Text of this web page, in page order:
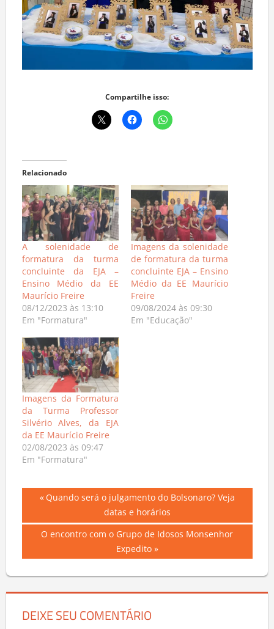
Compartilhe isso:
Relacionado
A solenidade de
formatura da turma
concluinte da EJA –
Ensino Médio da EE
Maurício Freire
08/12/2023 às 13:10
Em "Formatura"
Imagens da solenidade
de formatura da turma
concluinte EJA – Ensino
Médio da EE Maurício
Freire
09/08/2024 às 09:30
Em "Educação"
Imagens da Formatura
da Turma Professor
Silvério Alves, da EJA
da EE Maurício Freire
02/08/2023 às 09:47
Em "Formatura"
Navegação
de
Previous
Quando será o julgamento do Bolsonaro? Veja
datas e horários
Next
O encontro com o Grupo de Idosos Monsenhor
Expedito
DEIXE SEU COMENTÁRIO